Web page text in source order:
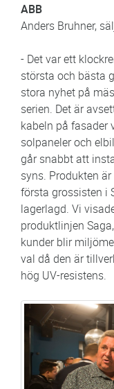
ABB
Anders Bruhner,
- Det var ett
största och bästa
stora nyhet på
serien. Det är
kabeln på fasader
solpaneler och
går snabbt att
syns. Produkten
första grossisten i
lagerlagd. Vi
produktlinjen
kunder blir
val då den är
hög UV-resistens.